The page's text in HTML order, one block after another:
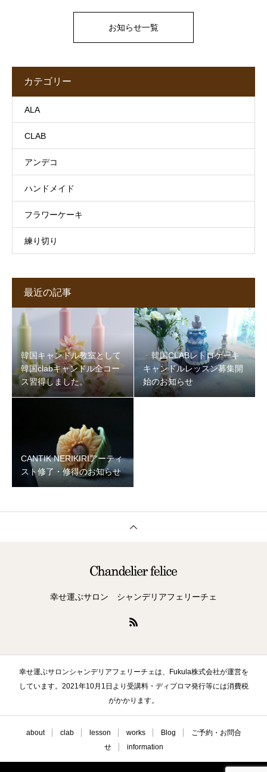
お知らせ一覧
カテゴリー
ALA
CLAB
アンデコ
ハンドメイド
フラワーケーキ
練り切り
最近の記事
韓国キャンドル教室として
韓国clabキャンドル全コー
ス習得しました。
韓国CLABレトロケーキ
キャンドルレッスン募集開
始のお知らせ
CANTIK NERIKIRIアーティ
スト修了・修得のお知らせ
幸せ運ぶサロン シャンデリアフェリーチェ
幸せ運ぶサロンシャンデリアフェリーチェは、Fukula株式会社が運営を
しています。2021年10月1日より受講料・ディプロマ発行等には消費税
がかかります。
about clab lesson works Blog
ご予約・お問合
せ
information